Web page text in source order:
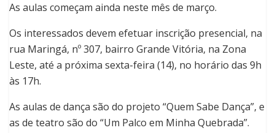
As aulas começam ainda neste mês de março.
Os interessados devem efetuar inscrição presencial, na
rua Maringá, nº 307, bairro Grande Vitória, na Zona
Leste, até a próxima sexta-feira (14), no horário das 9h
às 17h.
As aulas de dança são do projeto “Quem Sabe Dança”, e
as de teatro são do “Um Palco em Minha Quebrada”.